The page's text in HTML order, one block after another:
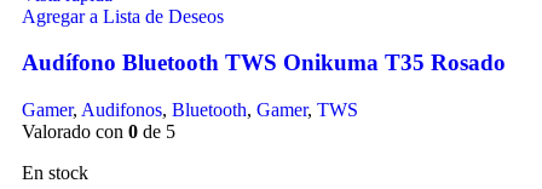
Agregar a Lista de Deseos
Audífono Bluetooth TWS Onikuma T35 Rosado
Gamer, Audifonos, Bluetooth, Gamer, TWS
Valorado con 0 de 5
En stock